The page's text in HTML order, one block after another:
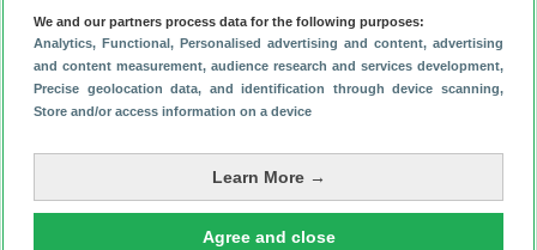
We and our partners process data for the following purposes:
Analytics, Functional, Personalised advertising and content, advertising
and content measurement, audience research and services development,
Precise geolocation data, and identification through device scanning,
Store and/or access information on a device
Learn More →
Agree and close
daarvoor naarwww.google.com/android/find. Hier kies je
jouw toestel en selecteer je ‘Apparaat terugzetten op
fabrieksinstellingen’.
Volg de stappen, maar let op: als je Android-telefoon leeg
is werkt de reset niet direct. Ook kun je de locatie van het
apparaat niet langer zien na het terugzetten op
fabrieksinstellingen.
Kom jij er niet uit of werken bepaalde stappen anders op